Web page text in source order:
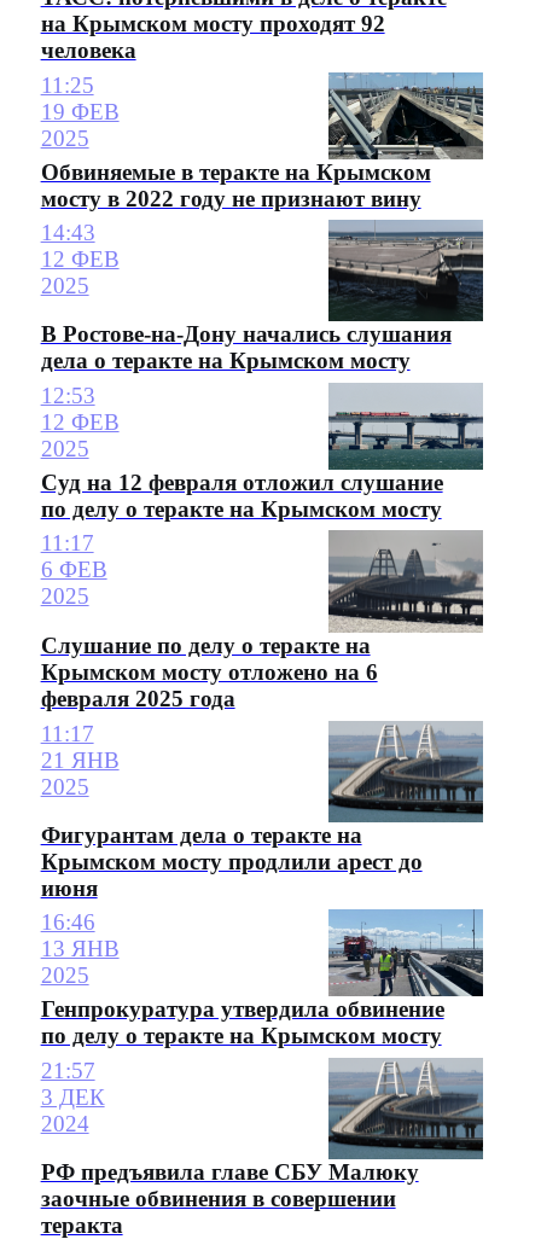
на Крымском мосту проходят 92
человека
11:25
19 ФЕВ
2025
Обвиняемые в теракте на Крымском
мосту в 2022 году не признают вину
14:43
12 ФЕВ
2025
В Ростове-на-Дону начались слушания
дела о теракте на Крымском мосту
12:53
12 ФЕВ
2025
Суд на 12 февраля отложил слушание
по делу о теракте на Крымском мосту
11:17
6 ФЕВ
2025
Слушание по делу о теракте на
Крымском мосту отложено на 6
февраля 2025 года
11:17
21 ЯНВ
2025
Фигурантам дела о теракте на
Крымском мосту продлили арест до
июня
16:46
13 ЯНВ
2025
Генпрокуратура утвердила обвинение
по делу о теракте на Крымском мосту
21:57
3 ДЕК
2024
РФ предъявила главе СБУ Малюку
заочные обвинения в совершении
теракта